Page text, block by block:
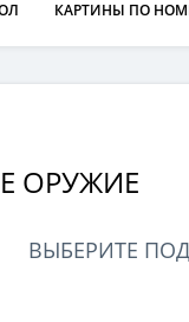
КАРТИНЫ ПО
ОРУЖИЕ
ВЫБЕРИТЕ